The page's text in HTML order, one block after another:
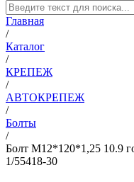
Главная
/
Каталог
/
КРЕПЕЖ
/
АВТОКРЕПЕЖ
/
Болты
/
Болт М12*120*1,25 10.9
1/55418-30